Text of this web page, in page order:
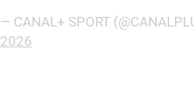
— CANAL+ SPORT
2026